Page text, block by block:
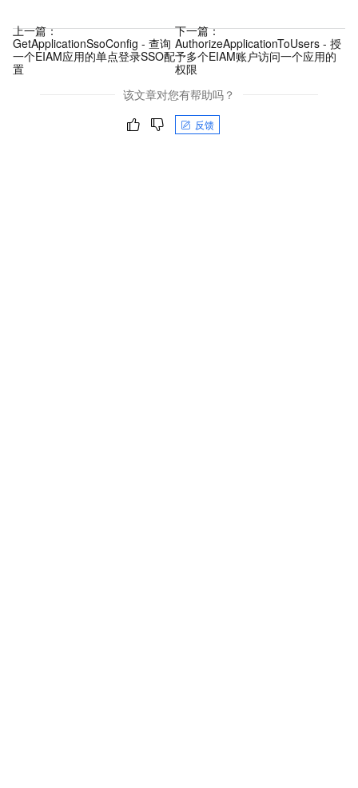
上一篇：
GetApplicationSsoConfig - 查询
一个EIAM应用的单点登录SSO配
置
下一篇：
AuthorizeApplicationToUsers - 授
予多个EIAM账户访问一个应用的
权限
该文章对您有帮助吗？
反馈